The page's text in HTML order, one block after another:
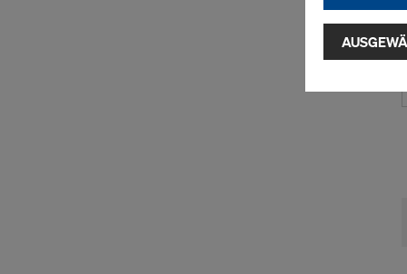
Indem Sie
USA
Zugriff